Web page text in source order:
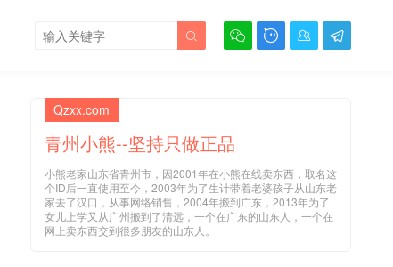
   

Qzxx.com
青州小熊--坚持只做正品
小熊老家山东省青州市，因2001年在小熊在线卖东西，取名这
个ID后一直使用至今，2003年为了生计带着老婆孩子从山东老
家去了汉口，从事网络销售，2004年搬到广东，2013年为了
女儿上学又从广州搬到了清远，一个在广东的山东人，一个在
网上卖东西交到很多朋友的山东人。